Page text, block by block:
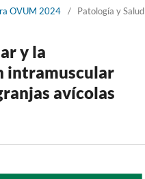
OVUM 2024 / Patología y Salud
y la
intramuscular
avícolas